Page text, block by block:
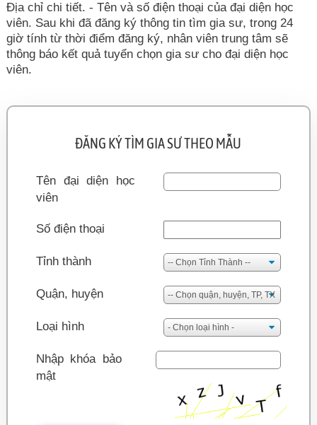
Địa chỉ chi tiết. - Tên và số điện thoại của đại diện học
viên. Sau khi đã đăng ký thông tin tìm gia sư, trong 24
giờ tính từ thời điểm đăng ký, nhân viên trung tâm sẽ
thông báo kết quả tuyển chọn gia sư cho đại diện học
viên.
ĐĂNG KÝ TÌM GIA SƯ THEO MẪU
Tên đại diện học
viên
Số điện thoại
Tỉnh thành
Quận, huyện
Loại hình
Nhập khóa bảo
mật